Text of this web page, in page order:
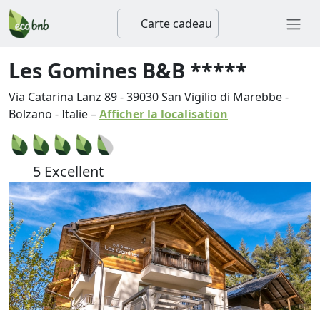
Carte cadeau
Les Gomines B&B *****
Via Catarina Lanz 89-39030San Vigilio di Marebbe-
Bolzano -Italie–Afficher la localisation
5 Excellent